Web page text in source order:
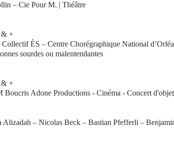
– Cie Pour M. | Théâtre
& +
Collectif ÈS – Centre Chorégraphique National
sourdes ou malentendantes
& +
Boucris Adone Productions - Cinéma - Concert
Alizadah – Nicolas Beck – Bastian Pfefferli –